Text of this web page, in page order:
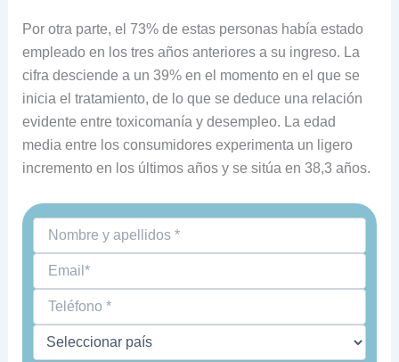
Por otra parte, el 73% de estas personas había estado
empleado en los tres años anteriores a su ingreso. La
cifra desciende a un 39% en el momento en el que se
inicia el tratamiento, de lo que se deduce una relación
evidente entre toxicomanía y desempleo. La edad
media entre los consumidores experimenta un ligero
incremento en los últimos años y se sitúa en 38,3 años.